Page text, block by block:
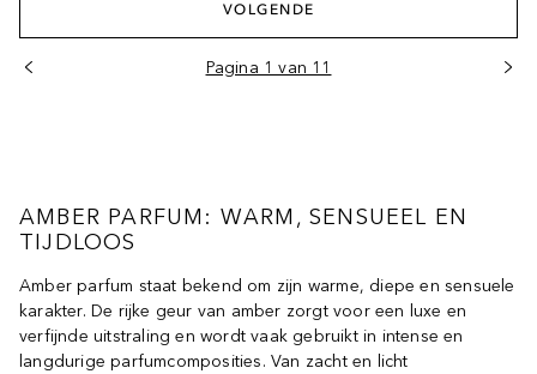
VOLGENDE
Pagina 1 van 11
AMBER PARFUM: WARM, SENSUEEL EN
TIJDLOOS
Amber parfum staat bekend om zijn warme, diepe en sensuele
karakter. De rijke geur van amber zorgt voor een luxe en
verfijnde uitstraling en wordt vaak gebruikt in intense en
langdurige parfumcomposities. Van zacht en licht